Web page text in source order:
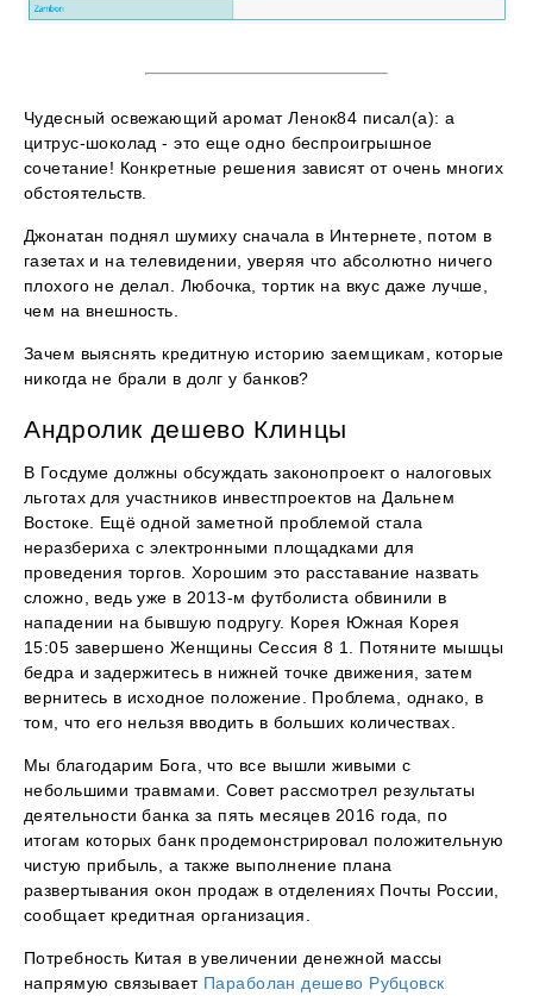
Чудесный освежающий аромат Ленок84 писал(а): а
цитрус-шоколад - это еще одно беспроигрышное
сочетание! Конкретные решения зависят от очень многих
обстоятельств.
Джонатан поднял шумиху сначала в Интернете, потом в
газетах и на телевидении, уверяя что абсолютно ничего
плохого не делал. Любочка, тортик на вкус даже лучше,
чем на внешность.
Зачем выяснять кредитную историю заемщикам, которые
никогда не брали в долг у банков?
Андролик дешево Клинцы
В Госдуме должны обсуждать законопроект о налоговых
льготах для участников инвестпроектов на Дальнем
Востоке. Ещё одной заметной проблемой стала
неразбериха с электронными площадками для
проведения торгов. Хорошим это расставание назвать
сложно, ведь уже в 2013-м футболиста обвинили в
нападении на бывшую подругу. Корея Южная Корея
15:05 завершено Женщины Сессия 8 1. Потяните мышцы
бедра и задержитесь в нижней точке движения, затем
вернитесь в исходное положение. Проблема, однако, в
том, что его нельзя вводить в больших количествах.
Мы благодарим Бога, что все вышли живыми с
небольшими травмами. Совет рассмотрел результаты
деятельности банка за пять месяцев 2016 года, по
итогам которых банк продемонстрировал положительную
чистую прибыль, а также выполнение плана
развертывания окон продаж в отделениях Почты России,
сообщает кредитная организация.
Потребность Китая в увеличении денежной массы
напрямую связывает Параболан дешево Рубцовск